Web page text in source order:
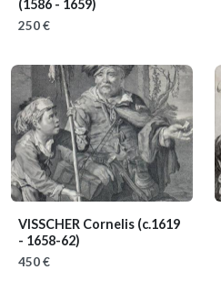
(1586 - 1659)
250 €
VISSCHER Cornelis (c.1619
- 1658-62)
450 €